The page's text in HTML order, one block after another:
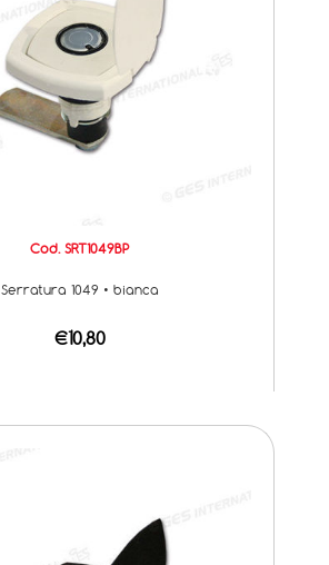
Cod. SRT1049BP
Serratura 1049 • bianca
€10,80